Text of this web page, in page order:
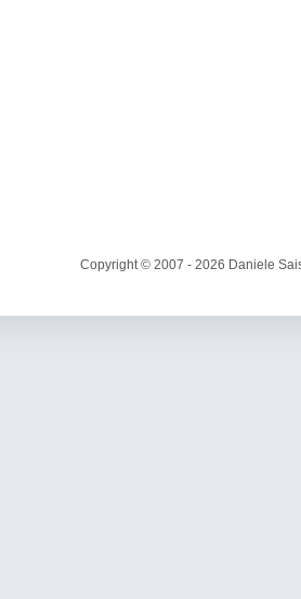
Copyright © 2007 - 2026 Daniele